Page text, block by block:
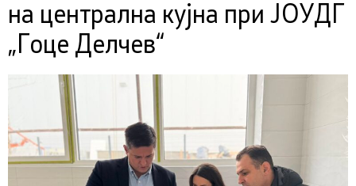
на централна кујна при ЈОУДГ
„Гоце Делчев“